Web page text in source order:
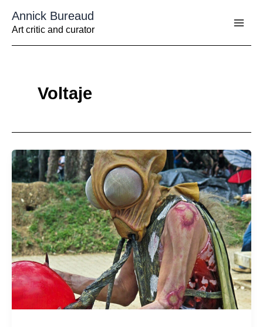
contenu
Annick Bureaud
Art critic and curator
Voltaje